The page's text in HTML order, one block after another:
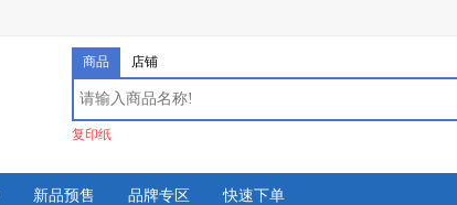
商品 店铺
复印纸
新品预售 品牌专区 快速下单